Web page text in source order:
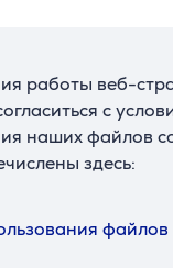
работы веб-
с
наших файлов
здесь:
Toshiba Canvio
серебристый
жесткий диск